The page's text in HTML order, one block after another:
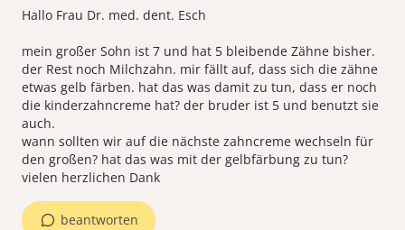
Hallo Frau Dr. med. dent. Esch
mein großer Sohn ist 7 und hat 5 bleibende Zähne bisher.
der Rest noch Milchzahn. mir fällt auf, dass sich die zähne
etwas gelb färben. hat das was damit zu tun, dass er noch
die kinderzahncreme hat? der bruder ist 5 und benutzt sie
auch.
wann sollten wir auf die nächste zahncreme wechseln für
den großen? hat das was mit der gelbfärbung zu tun?
vielen herzlichen Dank
beantworten